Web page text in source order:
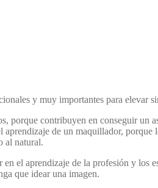
y muy importantes para elevar
porque contribuyen en conseguir un
de un maquillador,
al natural.
el aprendizaje de la profesión y los
que idear una imagen.